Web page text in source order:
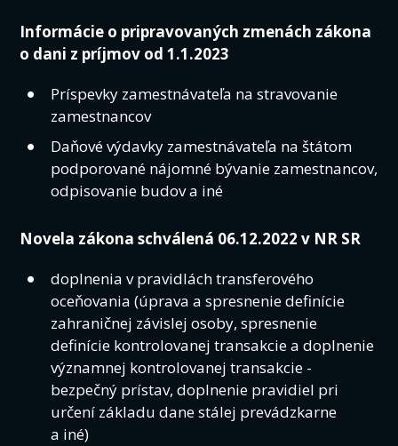
Informácie o pripravovaných zmenách zákona
o dani z príjmov od 1.1.2023
Príspevky zamestnávateľa na stravovanie
zamestnancov
Daňové výdavky zamestnávateľa na štátom
podporované nájomné bývanie zamestnancov,
odpisovanie budov a iné
Novela zákona schválená 06.12.2022 v NR SR
doplnenia v pravidlách transferového
oceňovania (úprava a spresnenie definície
zahraničnej závislej osoby, spresnenie
definície kontrolovanej transakcie a doplnenie
významnej kontrolovanej transakcie -
bezpečný prístav, doplnenie pravidiel pri
určení základu dane stálej prevádzkarne
a iné)